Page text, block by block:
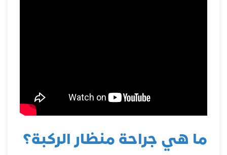
ما هي جراحة منظار الركبة؟